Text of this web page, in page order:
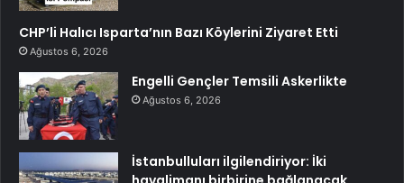
CHP’li Halıcı Isparta’nın Bazı Köylerini Ziyaret Etti
Ağustos 6, 2026
Engelli Gençler Temsili Askerlikte
Ağustos 6, 2026
İstanbulluları ilgilendiriyor: İki